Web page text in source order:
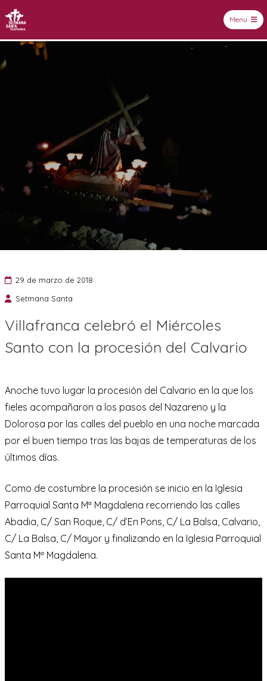
Setmana Santa Vilafranca
Menu
29 de marzo de 2018
Setmana Santa
Villafranca celebró el Miércoles
Santo con la procesión del Calvario
Anoche tuvo lugar la procesión del Calvario en la que los
fieles acompañaron a los pasos del Nazareno y la
Dolorosa por las calles del pueblo en una noche marcada
por el buen tiempo tras las bajas de temperaturas de los
últimos días.
Como de costumbre la procesión se inicio en la Iglesia
Parroquial Santa Mª Magdalena recorriendo las calles
Abadia, C/ San Roque, C/ d’En Pons, C/ La Balsa, Calvario,
C/ La Balsa, C/ Mayor y finalizando en la Iglesia Parroquial
Santa Mª Magdalena.